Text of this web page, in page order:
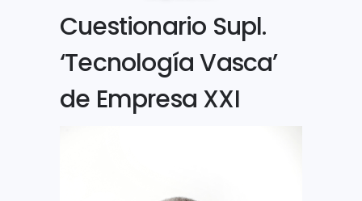
Cuestionario Supl.
‘Tecnología Vasca’
de Empresa XXI